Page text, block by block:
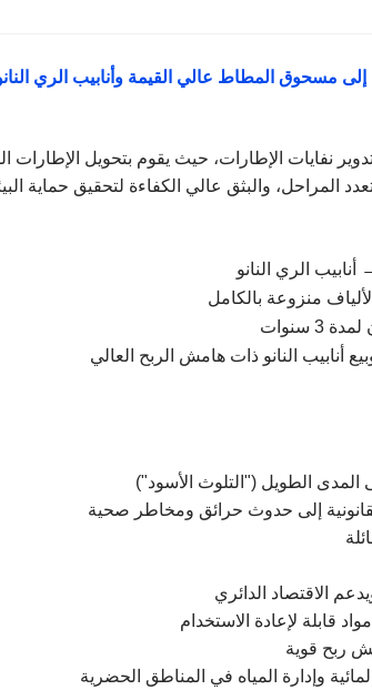
مسحوق المطاط عالي القيمة وأنابيب الري
نفايات الإطارات، حيث يقوم بتحويل
المراحل، والبثق عالي الكفاءة لتحقيق حماية
الري النانو
أنابيب النانو ذات هامش الربح العالي
المدى الطويل ("التلوث الأسود")
إلى حدوث حرائق ومخاطر صحية
الاقتصاد الدائري
قابلة لإعادة الاستخدام
ربح قوية
وإدارة المياه في المناطق الحضرية